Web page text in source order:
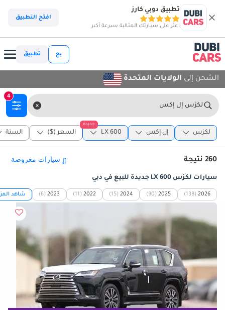
تطبيق دوبي كارز
اعثر على سيارتك المثالية بسرعة أكبر
افتح التطبيق
بع تطبيق
الشحن إلى الولايات المتحدة
لكزس إل إكس
4
لكزس إل إكس
جديدة
LX 600 السعر ($) السنة
260 نتيجة
سيارات لكزس LX 600 جديدة للبيع في دبي
2026
(138)
2025
(90)
2024
(15)
2022
(11)
2023
(6) شاهد